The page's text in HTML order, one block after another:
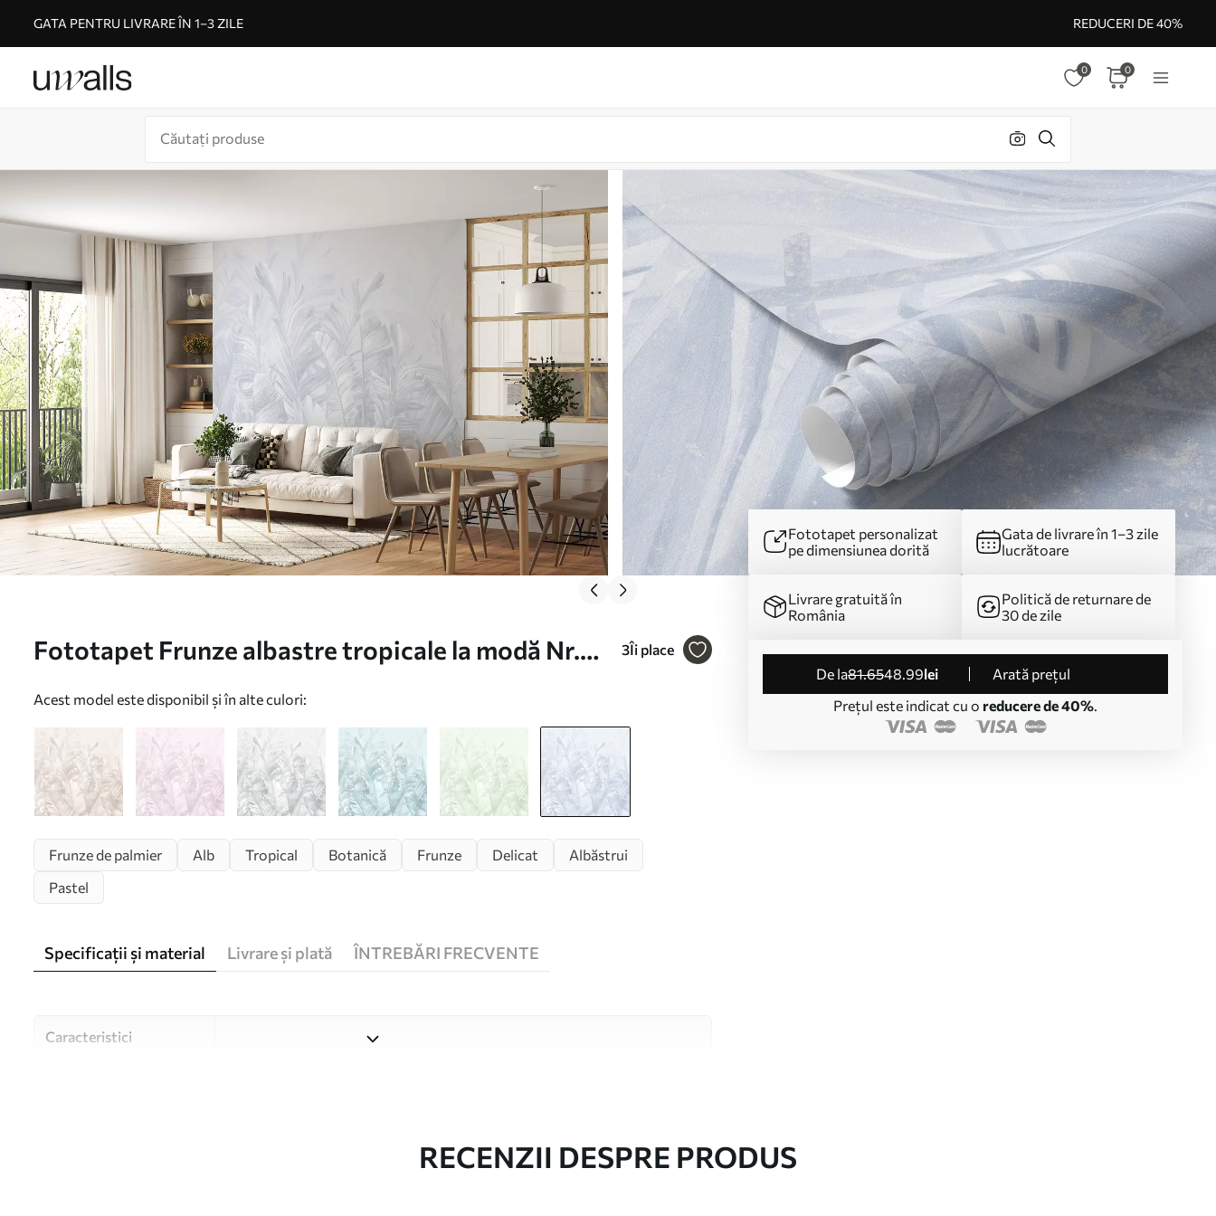
GATA PENTRU LIVRARE ÎN 1–3 ZILE REDUCERI DE 40%
0 0
Fototapet Frunze albastre tropicale la modă Nr.
3Îi place
Acest model este disponibil și în alte culori:
Fototapet personalizat
pe dimensiunea dorită
Gata de livrare în 1–3 zile
lucrătoare
Livrare gratuită în
România
Politică de returnare de
30 de zile
de la81.6548.99lei
Arată prețul
Prețul este indicat cu o reducere de 40%.
Frunze de palmier Alb Tropical Botanică Frunze Delicat
Albăstrui
Pastel
Specificații și material Livrare și plată ÎNTREBĂRI FRECVENTE
Caracteristici
RECENZII DESPRE PRODUS